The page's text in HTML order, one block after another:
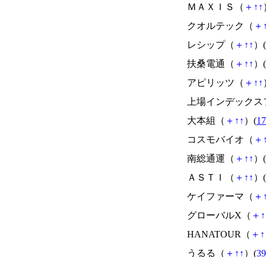
ＭＡＸＩＳ（ ＋ ↑ ↑
クオルテック（ ＋
レシップ（ ＋ ↑ ↑ ）(
扶桑電通（ ＋ ↑ ↑ ）(
アピリッツ（ ＋ ↑ ↑
上場インデック
大本組（ ＋ ↑ ↑ ）(
コスモバイオ（ ＋
南総通運（ ＋ ↑ ↑ ）(
ＡＳＴＩ（ ＋ ↑ ↑ ）(
ケイファーマ（ ＋
グローバルX（ ＋ ↑
HANATOUR（ ＋ ↑
うるる（ ＋ ↑ ↑ ）(